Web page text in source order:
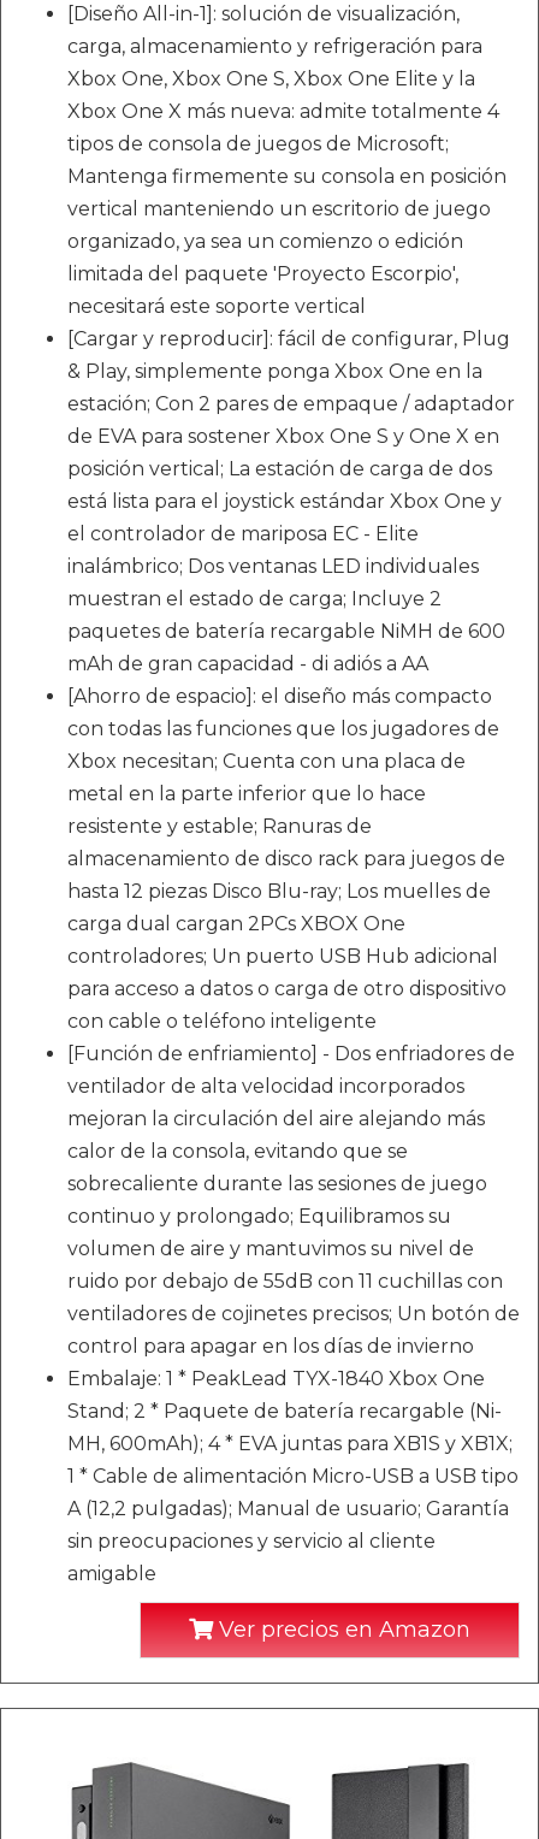
[Diseño All-in-1]: solución de visualización,
carga, almacenamiento y refrigeración para
Xbox One, Xbox One S, Xbox One Elite y la
Xbox One X más nueva: admite totalmente 4
tipos de consola de juegos de Microsoft;
Mantenga firmemente su consola en posición
vertical manteniendo un escritorio de juego
organizado, ya sea un comienzo o edición
limitada del paquete 'Proyecto Escorpio',
necesitará este soporte vertical
[Cargar y reproducir]: fácil de configurar, Plug
& Play, simplemente ponga Xbox One en la
estación; Con 2 pares de empaque / adaptador
de EVA para sostener Xbox One S y One X en
posición vertical; La estación de carga de dos
está lista para el joystick estándar Xbox One y
el controlador de mariposa EC - Elite
inalámbrico; Dos ventanas LED individuales
muestran el estado de carga; Incluye 2
paquetes de batería recargable NiMH de 600
mAh de gran capacidad - di adiós a AA
[Ahorro de espacio]: el diseño más compacto
con todas las funciones que los jugadores de
Xbox necesitan; Cuenta con una placa de
metal en la parte inferior que lo hace
resistente y estable; Ranuras de
almacenamiento de disco rack para juegos de
hasta 12 piezas Disco Blu-ray; Los muelles de
carga dual cargan 2PCs XBOX One
controladores; Un puerto USB Hub adicional
para acceso a datos o carga de otro dispositivo
con cable o teléfono inteligente
[Función de enfriamiento] - Dos enfriadores de
ventilador de alta velocidad incorporados
mejoran la circulación del aire alejando más
calor de la consola, evitando que se
sobrecaliente durante las sesiones de juego
continuo y prolongado; Equilibramos su
volumen de aire y mantuvimos su nivel de
ruido por debajo de 55dB con 11 cuchillas con
ventiladores de cojinetes precisos; Un botón de
control para apagar en los días de invierno
Embalaje: 1 * PeakLead TYX-1840 Xbox One
Stand; 2 * Paquete de batería recargable (Ni-
MH, 600mAh); 4 * EVA juntas para XB1S y XB1X;
1 * Cable de alimentación Micro-USB a USB tipo
A (12,2 pulgadas); Manual de usuario; Garantía
sin preocupaciones y servicio al cliente
amigable
Ver precios en Amazon